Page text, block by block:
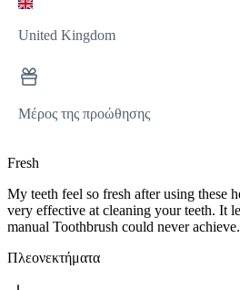
United Kingdom
Μέρος της προώθησης
Fresh
My teeth feel so fresh after using these
very effective at cleaning your teeth. It
manual Toothbrush could never achieve.
Πλεονεκτήματα